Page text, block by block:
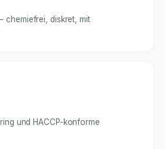
chemiefrei, diskret, mit
und HACCP-konforme